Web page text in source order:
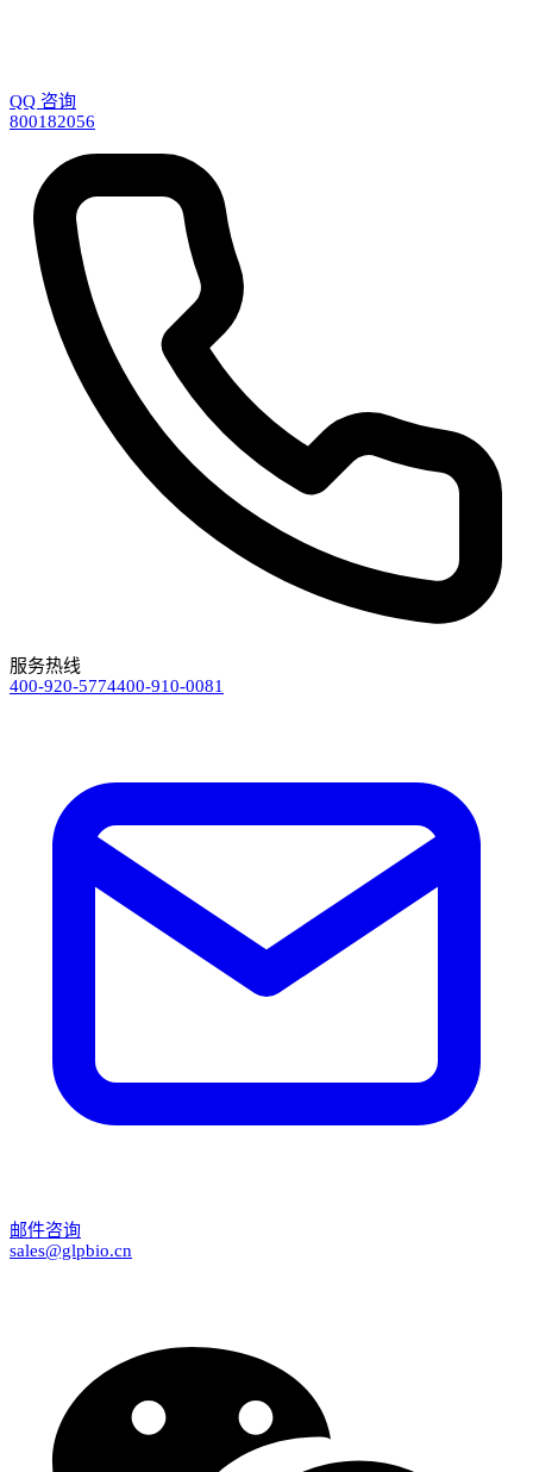
QQ 咨询
800182056
服务热线
400-920-5774400-910-0081
邮件咨询
sales@glpbio.cn